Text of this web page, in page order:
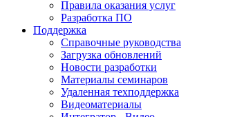
Правила оказания услуг
Разработка ПО
Поддержка
Справочные руководства
Загрузка обновлений
Новости разработки
Материалы семинаров
Удаленная техподдержка
Видеоматериалы